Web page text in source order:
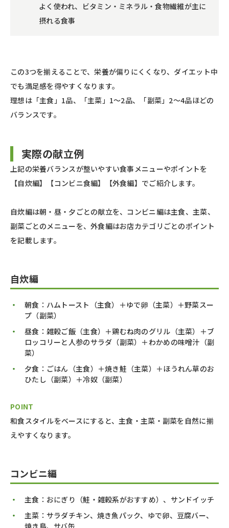
よく使われ、ビタミン・ミネラル・食物繊維が主に
摂れる食事
この3つを揃えることで、栄養が偏りにくくなり、ダイエット中
でも満足感を得やすくなります。
理想は「主食」1品、「主菜」1〜2品、「副菜」2〜4品ほどの
バランスです。
実際の献立例
上記の栄養バランスが整いやすい食事メニューやポイントを
【自炊編】【コンビニ食編】【外食編】でご紹介します。
自炊編は朝・昼・夕ごとの献立を、コンビニ編は主食、主菜、
副菜ごとのメニューを、外食編はお店カテゴリごとのポイント
を記載します。
自炊編
朝食：ハムトースト（主食）＋ゆで卵（主菜）＋野菜スー
プ（副菜）
昼食：雑穀ご飯（主食）＋鶏むね肉のグリル（主菜）＋ブ
ロッコリーと人参のサラダ（副菜）＋わかめの味噌汁（副
菜）
夕食：ごはん（主食）＋焼き鮭（主菜）＋ほうれん草のお
ひたし（副菜）＋冷奴（副菜）
POINT
和食スタイルをベースにすると、主食・主菜・副菜を自然に揃
えやすくなります。
コンビニ編
主食：おにぎり（鮭・雑穀系がおすすめ）、サンドイッチ
主菜：サラダチキン、焼き魚パック、ゆで卵、豆腐バー、
焼き鳥、サバ缶